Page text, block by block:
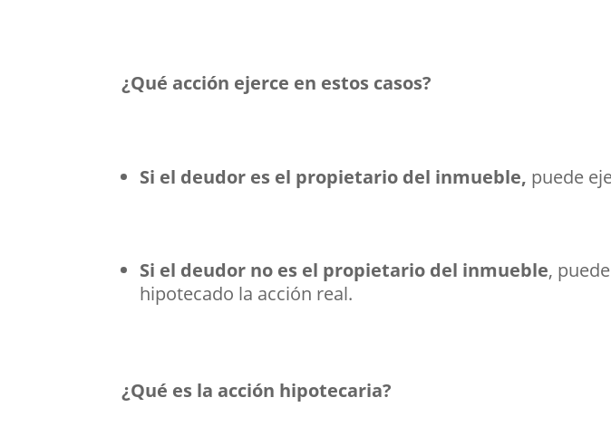
¿Qué acción ejerce en estos casos?
Si el deudor es el propietario del inmueble, puede
Si el deudor no es el propietario del inmueble,
hipotecado la acción real.
¿Qué es la acción hipotecaria?